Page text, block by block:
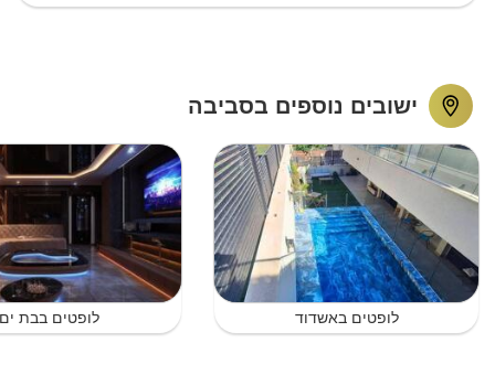
ישובים נוספים בסביבה
לופטים באשדוד לופטים בבת ים